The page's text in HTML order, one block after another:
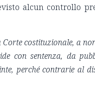
alcun controllo
Corte costituzionale, a
con sentenza, da
perché contrarie al